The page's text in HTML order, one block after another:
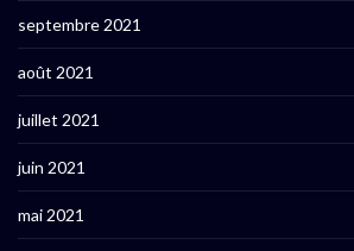
septembre 2021
août 2021
juillet 2021
juin 2021
mai 2021